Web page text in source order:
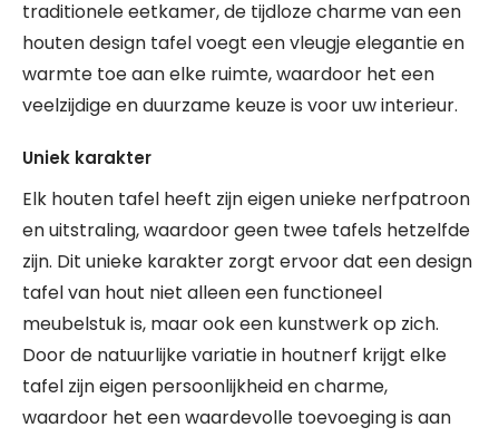
traditionele eetkamer, de tijdloze charme van een
houten design tafel voegt een vleugje elegantie en
warmte toe aan elke ruimte, waardoor het een
veelzijdige en duurzame keuze is voor uw interieur.
Uniek karakter
Elk houten tafel heeft zijn eigen unieke nerfpatroon
en uitstraling, waardoor geen twee tafels hetzelfde
zijn. Dit unieke karakter zorgt ervoor dat een design
tafel van hout niet alleen een functioneel
meubelstuk is, maar ook een kunstwerk op zich.
Door de natuurlijke variatie in houtnerf krijgt elke
tafel zijn eigen persoonlijkheid en charme,
waardoor het een waardevolle toevoeging is aan